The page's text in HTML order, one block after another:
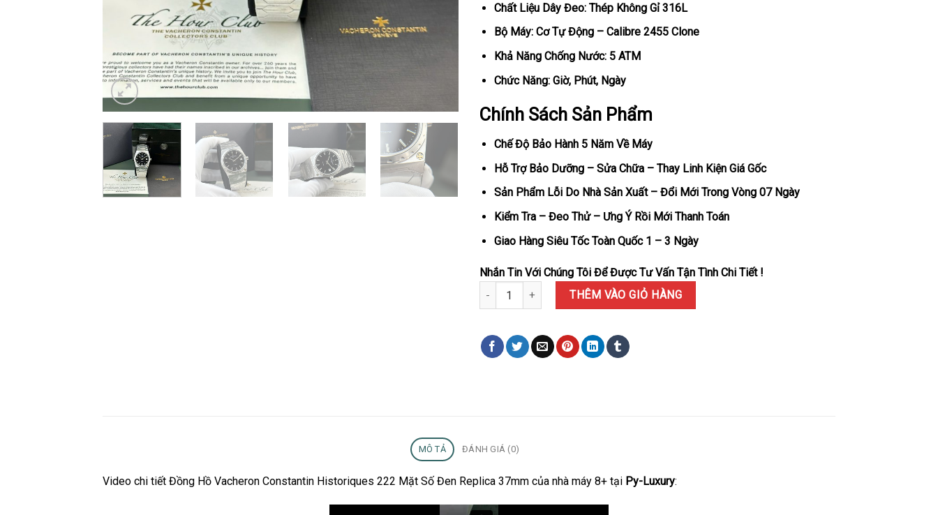
Chất Liệu Dây Đeo: Thép Không Gỉ 316L
Bộ Máy: Cơ Tự Động – Calibre 2455 Clone
Khả Năng Chống Nước: 5 ATM
Chức Năng: Giờ, Phút, Ngày
Chính Sách Sản Phẩm
Chế Độ Bảo Hành 5 Năm Về Máy
Hỗ Trợ Bảo Dưỡng – Sửa Chữa – Thay Linh Kiện Giá Gốc
Sản Phẩm Lỗi Do Nhà Sản Xuất – Đổi Mới Trong Vòng 07 Ngày
Kiểm Tra – Đeo Thử – Ưng Ý Rồi Mới Thanh Toán
Giao Hàng Siêu Tốc Toàn Quốc 1 – 3 Ngày
Nhắn Tin Với Chúng Tôi Để Được Tư Vấn Tận Tình Chi Tiết !
Đồng Hồ Vacheron Constantin Historiques 222 Mặt Số Đen Replica 1:1 8+ Factory 37mm số lượng
THÊM VÀO GIỎ HÀNG
MÔ TẢ ĐÁNH GIÁ (0)
Video chi tiết Đồng Hồ Vacheron Constantin Historiques 222 Mặt Số Đen Replica 37mm của nhà máy 8+ tại Py-Luxury: